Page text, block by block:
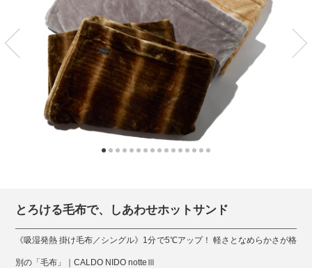
とろける毛布で、しあわせホットサンド
《吸湿発熱 掛け毛布／シングル》1分で5℃アップ！ 軽さとなめらかさが格
別の「毛布」｜CALDO NIDO notteⅢ